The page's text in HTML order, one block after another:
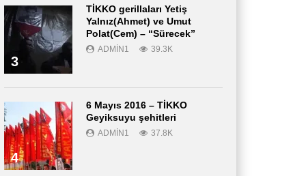
3
TİKKO gerillaları Yetiş
Yalnız(Ahmet) ve Umut
Polat(Cem) – “Sürecek”
ADMIN1 39.3K
4
6 Mayıs 2016 – TİKKO
Geyiksuyu şehitleri
ADMIN1 37.8K